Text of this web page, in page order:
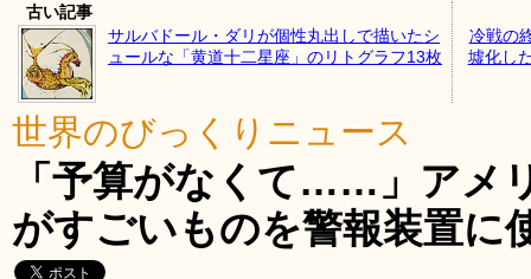
古い記事
サルバドール・ダリが個性丸出しで描いたシ
ュールな「黄道十二星座」のリトグラフ13枚
冷戦の
墟化し
世界のびっくりニュース
「予算がなくて……」アメ
がすごいものを警報装置に